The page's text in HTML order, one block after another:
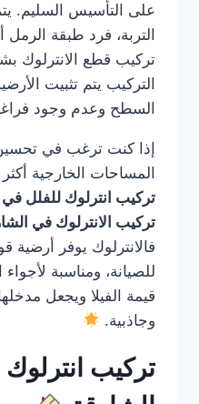
على التأسيس السليم.
التربة، فرد طبقة الرمل
تركيب قطع الانترلوك
التركيب يتم تثبيت
السطح وعدم وجود
إذا كنت ترغب في
المساحات الخارجية
تركيب انترلوك للفلل في
تركيب الانترلوك في
فالانترلوك يوفر أرضية
للصيانة، ومناسبة
قيمة الفيلا ويجعل
وجاذبية.
تركيب